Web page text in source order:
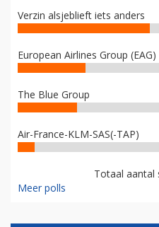
Verzin alsjeblieft iets anders
European Airlines Group (EAG)
The Blue Group
Air-France-KLM-SAS(-TAP)
Totaal aantal
Meer polls